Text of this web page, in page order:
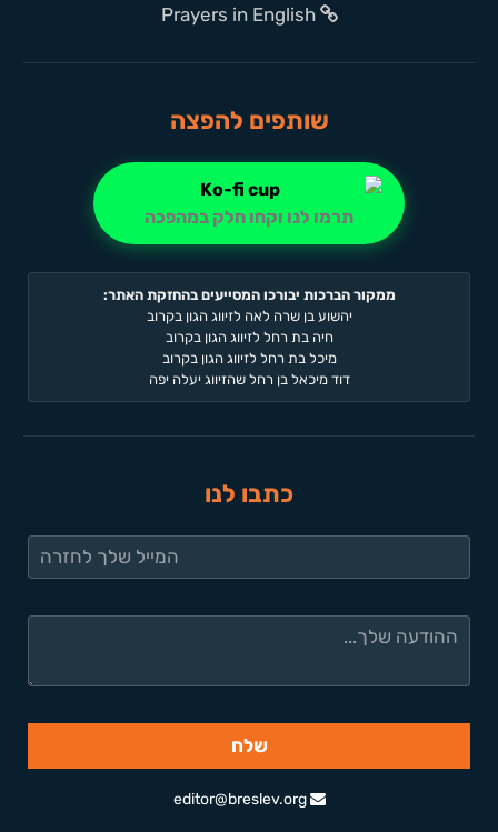
Prayers in English
שותפים להפצה
תרמו לנו וקחו חלק במהפכה
ממקור הברכות יבורכו המסייעים בהחזקת האתר:
יהשוע בן שרה לאה לזיווג הגון בקרוב
חיה בת רחל לזיווג הגון בקרוב
מיכל בת רחל לזיווג הגון בקרוב
דוד מיכאל בן רחל שהזיווג יעלה יפה
כתבו לנו
editor@breslev.org